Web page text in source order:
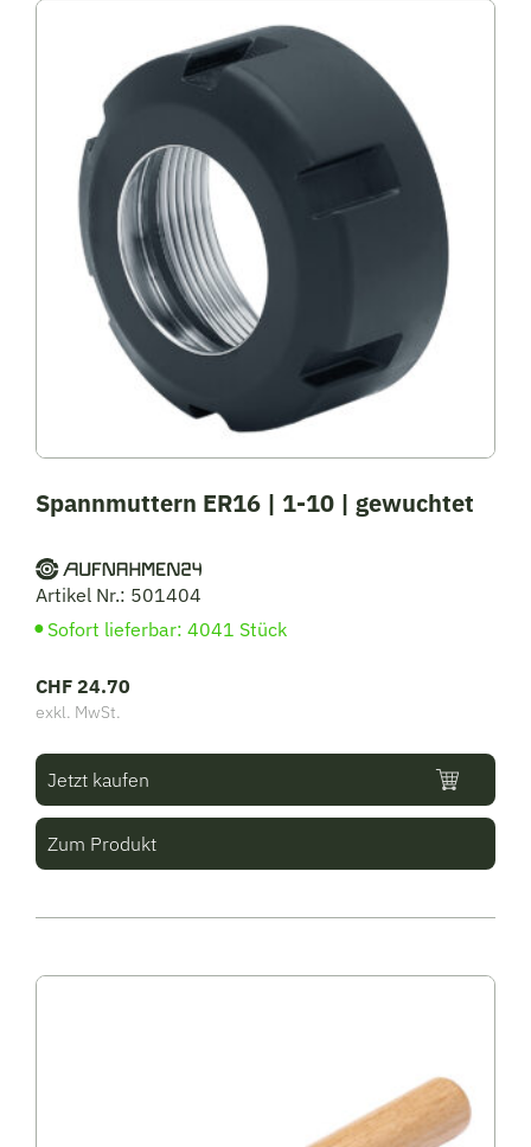
Spannmuttern ER16 | 1-10 | gewuchtet
CHF 24.70
exkl. MwSt.
Artikel Nr.: 501404
Sofort lieferbar: 4041 Stück
Jetzt kaufen
Zum Produkt